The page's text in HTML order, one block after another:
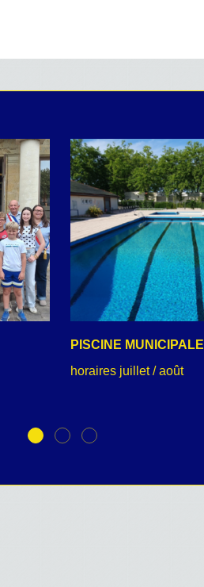
PISCINE MUNICIPALE
horaires juillet / août